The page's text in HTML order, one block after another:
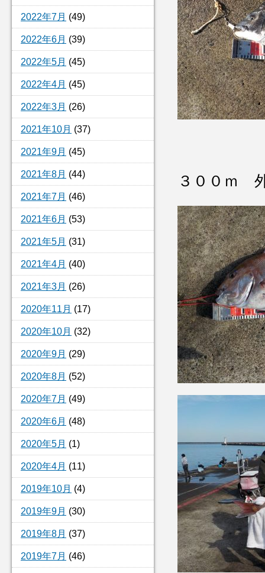
2022年7月 (49)
2022年6月 (39)
2022年5月 (45)
2022年4月 (45)
2022年3月 (26)
2021年10月 (37)
2021年9月 (45)
2021年8月 (44)
2021年7月 (46)
2021年6月 (53)
2021年5月 (31)
2021年4月 (40)
2021年3月 (26)
2020年11月 (17)
2020年10月 (32)
2020年9月 (29)
2020年8月 (52)
2020年7月 (49)
2020年6月 (48)
2020年5月 (1)
2020年4月 (11)
2019年10月 (4)
2019年9月 (30)
2019年8月 (37)
2019年7月 (46)
３００ｍ